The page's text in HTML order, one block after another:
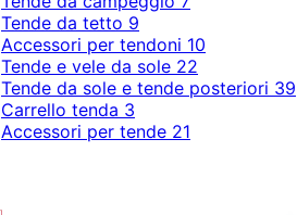
Tende da tetto 9
Accessori per tendoni 10
Tende e vele da sole 22
Tende da sole e tende posteriori 39
Carrello tenda 3
Accessori per tende 21